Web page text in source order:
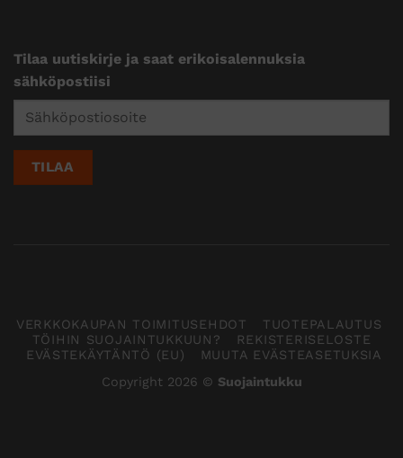
Tilaa uutiskirje ja saat erikoisalennuksia
sähköpostiisi
VERKKOKAUPAN TOIMITUSEHDOT
TUOTEPALAUTUS
TÖIHIN SUOJAINTUKKUUN?
REKISTERISELOSTE
EVÄSTEKÄYTÄNTÖ (EU)
MUUTA EVÄSTEASETUKSIA
Copyright 2026 © Suojaintukku